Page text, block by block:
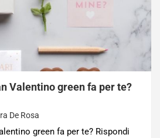
Valentino green fa per te?
De Rosa
green fa per te? Rispondi